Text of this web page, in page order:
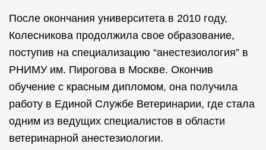
После окончания университета в 2010 году,
Колесникова продолжила свое образование,
поступив на специализацию “анестезиология” в
РНИМУ им. Пирогова в Москве. Окончив
обучение с красным дипломом, она получила
работу в Единой Службе Ветеринарии, где стала
одним из ведущих специалистов в области
ветеринарной анестезиологии.